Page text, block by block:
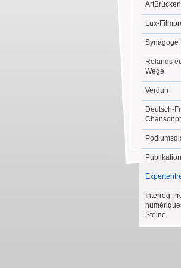
ArtBrücken
Lux-
Synagoge
Rolands
Wege
Verdun
Deutsch-
Interreg
Steine